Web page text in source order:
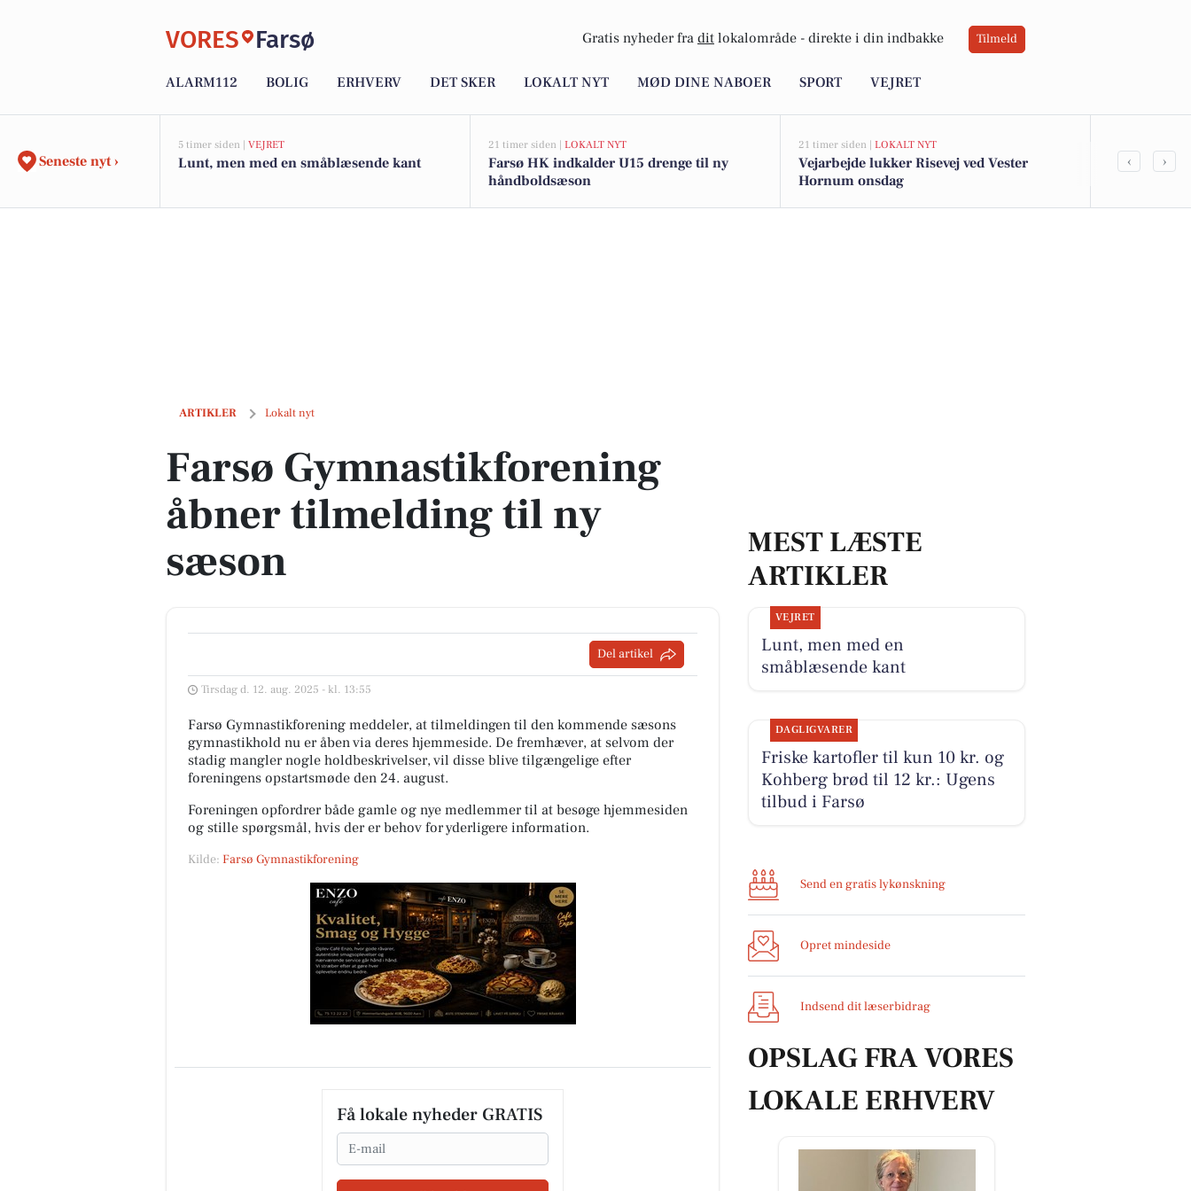
VORES Farsø Gratis nyheder fra dit lokalområde - direkte i din indbakke Tilmeld
ALARM112 BOLIG ERHVERV DET SKER LOKALT NYT MØD DINE NABOER SPORT VEJRET
Seneste nyt ›
5 timer siden | VEJRET
Lunt, men med en småblæsende kant
21 timer siden | LOKALT NYT
Farsø HK indkalder U15 drenge til ny
håndboldsæson
21 timer siden | LOKALT NYT
Vejarbejde lukker Risevej ved Vester
Hornum onsdag
Top 6 over
‹ ›
ARTIKLER Lokalt nyt
Farsø Gymnastikforening åbner tilmelding til ny sæson
Farsø Gymnastikforening
åbner tilmelding til ny
sæson
Del artikel
Tirsdag d. 12. aug. 2025 - kl. 13:55
Farsø Gymnastikforening meddeler, at tilmeldingen til den kommende sæsons
gymnastikhold nu er åben via deres hjemmeside. De fremhæver, at selvom der
stadig mangler nogle holdbeskrivelser, vil disse blive tilgængelige efter
foreningens opstartsmøde den 24. august.
Foreningen opfordrer både gamle og nye medlemmer til at besøge hjemmesiden
og stille spørgsmål, hvis der er behov for yderligere information.
Kilde: Farsø Gymnastikforening
Få lokale nyheder GRATIS
Email
MEST LÆSTE
ARTIKLER
VEJRET
Lunt, men med en
småblæsende kant
DAGLIGVARER
Friske kartofler til kun 10 kr. og
Kohberg brød til 12 kr.: Ugens
tilbud i Farsø
Send en gratis lykønskning
Opret mindeside
Indsend dit læserbidrag
OPSLAG FRA VORES
LOKALE ERHVERV